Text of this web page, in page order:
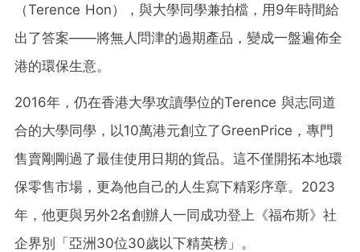
（Terence Hon），與大學同學兼拍檔，用9年時間給
出了答案——將無人問津的過期產品，變成一盤遍佈全
港的環保生意。
2016年，仍在香港大學攻讀學位的Terence 與志同道
合的大學同學，以10萬港元創立了GreenPrice，專門
售賣剛剛過了最佳使用日期的貨品。這不僅開拓本地環
保零售市場，更為他自己的人生寫下精彩序章。2023
年，他更與另外2名創辦人一同成功登上《福布斯》社
企界別「亞洲30位30歲以下精英榜」。